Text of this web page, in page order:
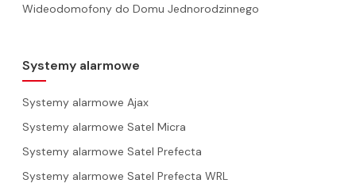
Wideodomofony do Domu Jednorodzinnego
Systemy alarmowe
Systemy alarmowe Ajax
Systemy alarmowe Satel Micra
Systemy alarmowe Satel Prefecta
Systemy alarmowe Satel Prefecta WRL